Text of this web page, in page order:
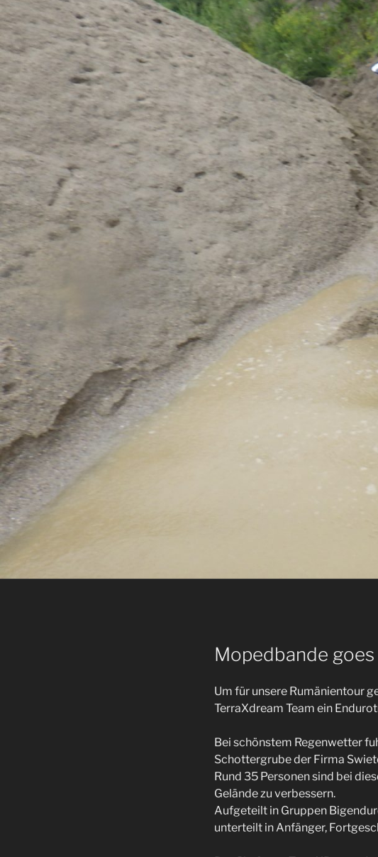
Mopedbande
Um für unsere Rumänientour
TerraXdream Team ein
Bei schönstem Regenwetter
Schottergrube der Firma
Rund 35 Personen sind bei
Gelände zu verbessern.
Aufgeteilt in Gruppen
unterteilt in Anfänger,